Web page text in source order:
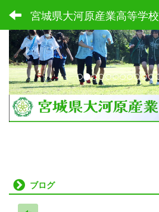
宮城県大河原産業高等学校
p
r
e
v
i
o
u
ブログ